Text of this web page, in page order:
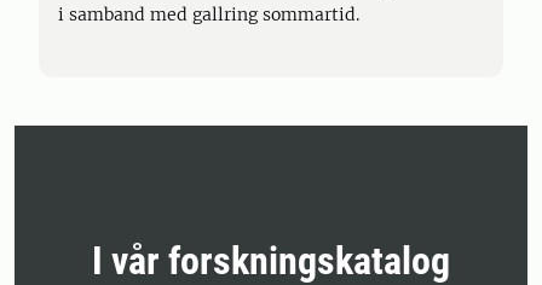
i samband med gallring sommartid.
I vår forskningskatalog